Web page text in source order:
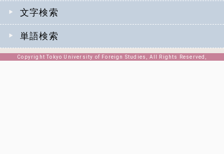
文字検索
単語検索
Copyright Tokyo University of Foreign Studies, All Rights Reserved,